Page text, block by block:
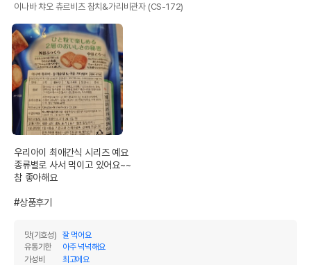
상품 필수 정보
법에 의한 인증,허가 등을
받았음을 확인할수 있는
제조자,수입품의 경우
수입자를 함께 표기
이나바 챠오 츄르비츠 참치&가리비관자 (CS-172)
우리아이 최애간식 시리즈 예요
종류별로 사서 먹이고 있어요~~
참 좋아해요
#상품후기
맛(기호성)
잘 먹어요
유통기한
아주 넉넉해요
가성비
최고에요